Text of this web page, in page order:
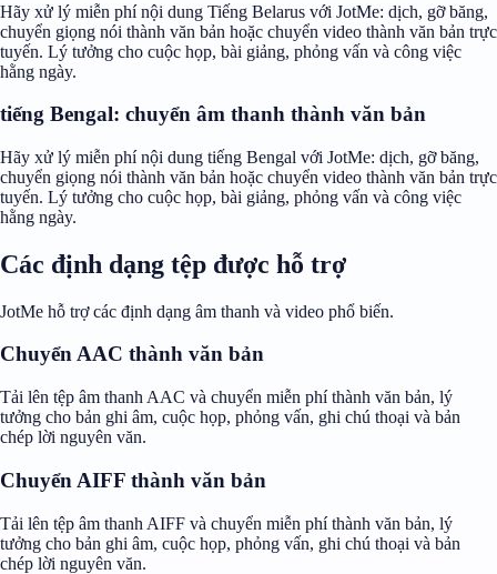
Hãy xử lý miễn phí nội dung Tiếng Belarus với JotMe: dịch, gỡ băng,
chuyển giọng nói thành văn bản hoặc chuyển video thành văn bản trực
tuyến. Lý tưởng cho cuộc họp, bài giảng, phỏng vấn và công việc
hằng ngày.
tiếng Bengal: chuyển âm thanh thành văn bản
Hãy xử lý miễn phí nội dung tiếng Bengal với JotMe: dịch, gỡ băng,
chuyển giọng nói thành văn bản hoặc chuyển video thành văn bản trực
tuyến. Lý tưởng cho cuộc họp, bài giảng, phỏng vấn và công việc
hằng ngày.
Các định dạng tệp được hỗ trợ
JotMe hỗ trợ các định dạng âm thanh và video phổ biến.
Chuyển AAC thành văn bản
Tải lên tệp âm thanh AAC và chuyển miễn phí thành văn bản, lý
tưởng cho bản ghi âm, cuộc họp, phỏng vấn, ghi chú thoại và bản
chép lời nguyên văn.
Chuyển AIFF thành văn bản
Tải lên tệp âm thanh AIFF và chuyển miễn phí thành văn bản, lý
tưởng cho bản ghi âm, cuộc họp, phỏng vấn, ghi chú thoại và bản
chép lời nguyên văn.